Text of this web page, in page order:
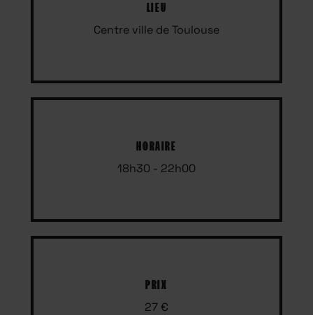
LIEU
Centre ville de Toulouse
HORAIRE
18h30 - 22h00
PRIX
27 €